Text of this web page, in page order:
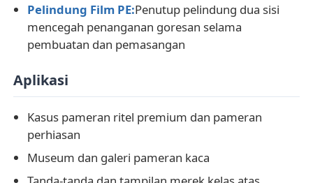
Lembaran Akrilik yang Diekstrusi
Lembar Akrilik Marmer
Lembar Akrilik Pelangi
Stand Akrilik
Pelindung Film PE:Penutup pelindung dua sisi
mencegah penanganan goresan selama
pembuatan dan pemasangan
Aplikasi
Kasus pameran ritel premium dan pameran
perhiasan
Museum dan galeri pameran kaca